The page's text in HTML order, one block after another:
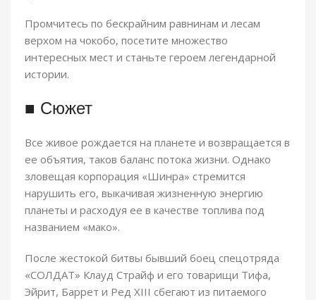
Промчитесь по бескрайним равнинам и лесам
верхом на чокобо, посетите множество
интересных мест и станьте героем легендарной
истории.
■ Сюжет
Все живое рождается на планете и возвращается в
ее объятия, таков баланс потока жизни. Однако
зловещая корпорация «Шинра» стремится
нарушить его, выкачивая жизненную энергию
планеты и расходуя ее в качестве топлива под
названием «мако».
После жестокой битвы бывший боец спецотряда
«СОЛДАТ» Клауд Страйф и его товарищи Тифа,
Эйрит, Баррет и Ред XIII сбегают из питаемого